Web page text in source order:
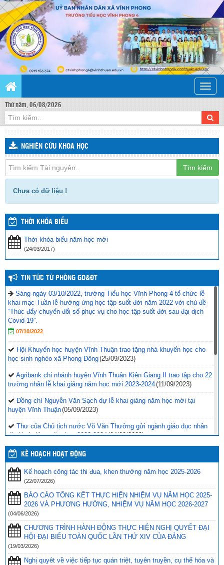
Toggle
Thứ năm, 06/08/2026
NGHIÊN CỨU KHOA HỌC
Tìm kiếm
Chưa có dữ liệu !
THỜI KHÓA BIỂU
Thời khóa biểu năm học mới
(24/03/2017)
TIN TỨC TỪ PHÒNG GD&ĐT
Sáng ngày 03/10/2022, trường Tiểu học Vĩnh Phong 4 tổ chức lễ
khai mạc Tuần lễ hưởng ứng học tập suốt đời năm 2022 với chủ đề
“Thúc đẩy chuyển đổi số phục vụ cho học tập suốt đời sau đại dịch
Covid-19”.
07/10/2022
Hội Khuyến học huyện Vĩnh Thuận trao tặng nhà khuyến học cho
học sinh nghèo xã Phong Đông(25/09/2023)
Agribank chi nhánh huyện Vĩnh Thuận Kiên Giang II trao tập cho 22
trường nhân lễ khai giảng năm học mới 2023-2024(11/09/2023)
Đồng chí Nguyễn Văn Sạch dự lễ khai giảng năm học mới tại
huyện Vĩnh Thuận(05/09/2023)
Thư của Chủ tịch nước Võ Văn Thưởng gửi ngành giáo dục nhân
dịp khai giảng năm học 2023-2024(04/09/2023)
Phối hợp với ngành giáo dục trên địa bàn huyện Vĩnh Thuận trong
công tác thu hộ học phí(30/08/2023)
Vĩnh Thuận sẵn sàng cho năm học mới 2023-2024
Tổng kết năm học 2022-2023 và triển khai phương hướng, nhiệm
vụ trọng tâm năm học 2023-2024(30/08/2023)
Trao 20 suất quà cho học sinh có hoàn cảnh khó khăn trước thềm
năm học mới(25/08/2023)
Toà án nhân dân tỉnh Kiên Giang tặng Quỹ khuyến học huyện Vĩnh
Thuận trước thềm năm học 2023-2024 (15/08/2023)
KẾ HOẠCH HOẠT ĐỘNG
Kế hoạch công tác thi đua, khen thưởng năm học 2025-2026
(22/07/2026)
BÁO CÁO TỔNG KẾT THỰC HIỆN NHIỆM VỤ NĂM HỌC 2025-
2026 VÀ PHƯƠNG HƯỚNG, NHIỆM VỤ NĂM HỌC 2026-2027
(04/06/2026)
CHƯƠNG TRÌNH HÀNH ĐỘNG THỰC HIỆN NGHỊ QUYẾT ĐẠI
HỘI ĐẠI BIỂU TOÀN QUỐC LẦN THỨ XIV CỦA ĐẢNG
(19/03/2026)
Nghị quyêt về việc tiếp tục quán triệt, tuyên truyền, cụ thể hóa và